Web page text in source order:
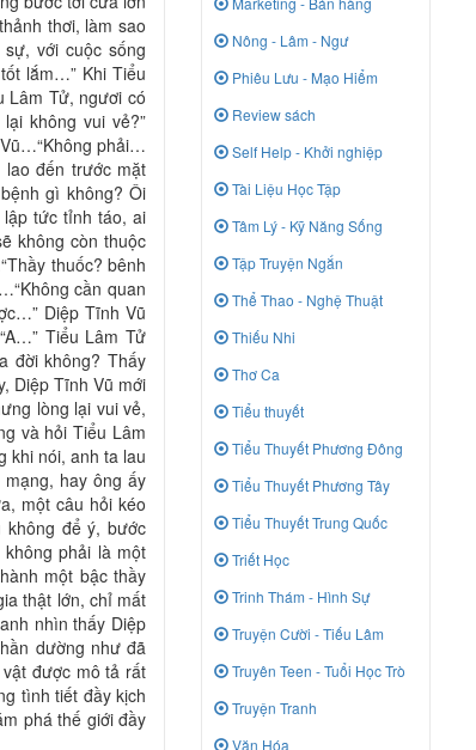
thơi, làm sao
với cuộc sống
lắm…” Khi Tiểu
Lâm Tử, ngươi có
không vui vẻ?”
phải…
đến trước mặt
gì không? Ôi
lập tức tỉnh táo, ai
không còn thuộc
thuốc? bênh
cần quan
Diệp Tĩnh Vũ
Tiểu Lâm Tử
đời không? Thấy
Diệp Tĩnh Vũ mới
lòng lại vui vẻ,
và hỏi Tiểu Lâm
khi nói, anh ta lau
hay ông ấy
một câu hỏi kéo
để ý, bước
phải là một
một bậc thầy
thật lớn, chỉ mất
nhìn thấy Diệp
dường như đã
được mô tả rất
tình tiết đầy kịch
phá thế giới đầy
Nông - Lâm - Ngư
Phiêu Lưu - Mạo Hiểm
Review sách
Self Help - Khởi nghiệp
Tài Liệu Học Tập
Tâm Lý - Kỹ Năng Sống
Tập Truyện Ngắn
Thể Thao - Nghệ Thuật
Thiếu Nhi
Thơ Ca
Tiểu thuyết
Tiểu Thuyết Phương Đông
Tiểu Thuyết Phương Tây
Tiểu Thuyết Trung Quốc
Triết Học
Trinh Thám - Hình Sự
Truyện Cười - Tiếu Lâm
Truyên Teen - Tuổi Học Trò
Truyện Tranh
Văn Hóa